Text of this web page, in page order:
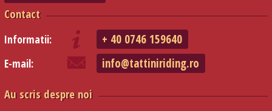
Contact
Informatii: + 40 0746 159640
E-mail: info@tattiniriding.ro
Au scris despre noi